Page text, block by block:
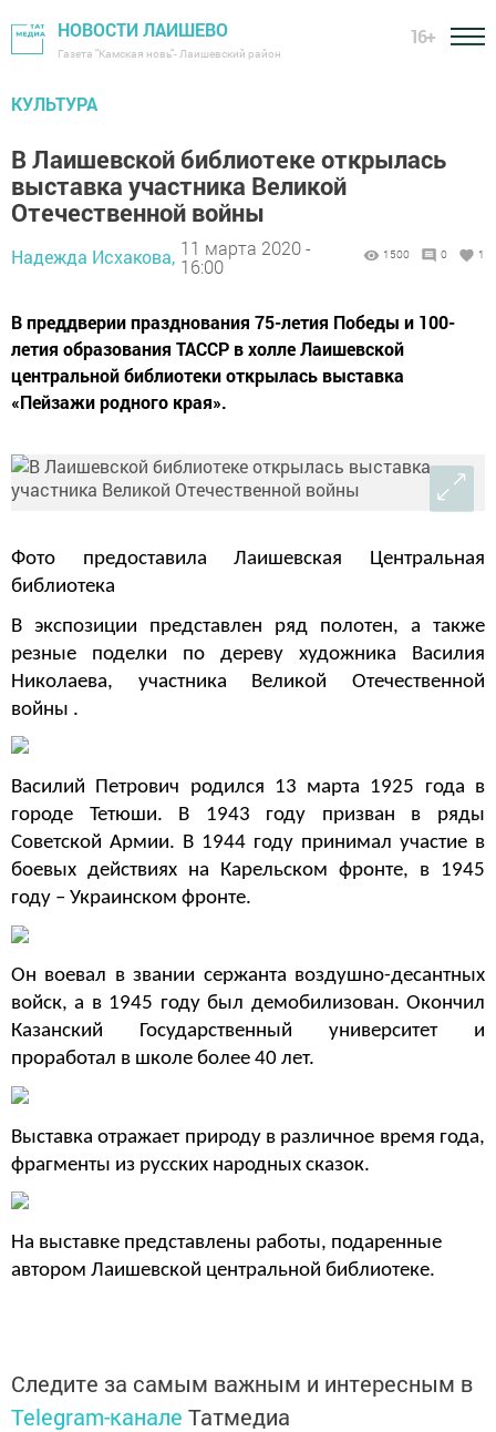
НОВОСТИ ЛАИШЕВО
Газета "Камская новь"- Лаишевский район
16+
КУЛЬТУРА
В Лаишевской библиотеке открылась
выставка участника Великой
Отечественной войны
Надежда Исхакова, 11 марта 2020 -
16:00
1500 0 1
В преддверии празднования 75-летия Победы и 100-
летия образования ТАССР в холле Лаишевской
центральной библиотеки открылась выставка
«Пейзажи родного края».
Фото предоставила Лаишевская Центральная
библиотека
В экспозиции представлен ряд полотен, а также
резные поделки по дереву художника Василия
Николаева, участника Великой Отечественной
войны .
Василий Петрович родился 13 марта 1925 года в
городе Тетюши. В 1943 году призван в ряды
Советской Армии. В 1944 году принимал участие в
боевых действиях на Карельском фронте, в 1945
году – Украинском фронте.
Он воевал в звании сержанта воздушно-десантных
войск, а в 1945 году был демобилизован. Окончил
Казанский Государственный университет и
проработал в школе более 40 лет.
Выставка отражает природу в различное время года,
фрагменты из русских народных сказок.
На выставке представлены работы, подаренные
автором Лаишевской центральной библиотеке.
Следите за самым важным и интересным в
Telegram-канале Татмедиа